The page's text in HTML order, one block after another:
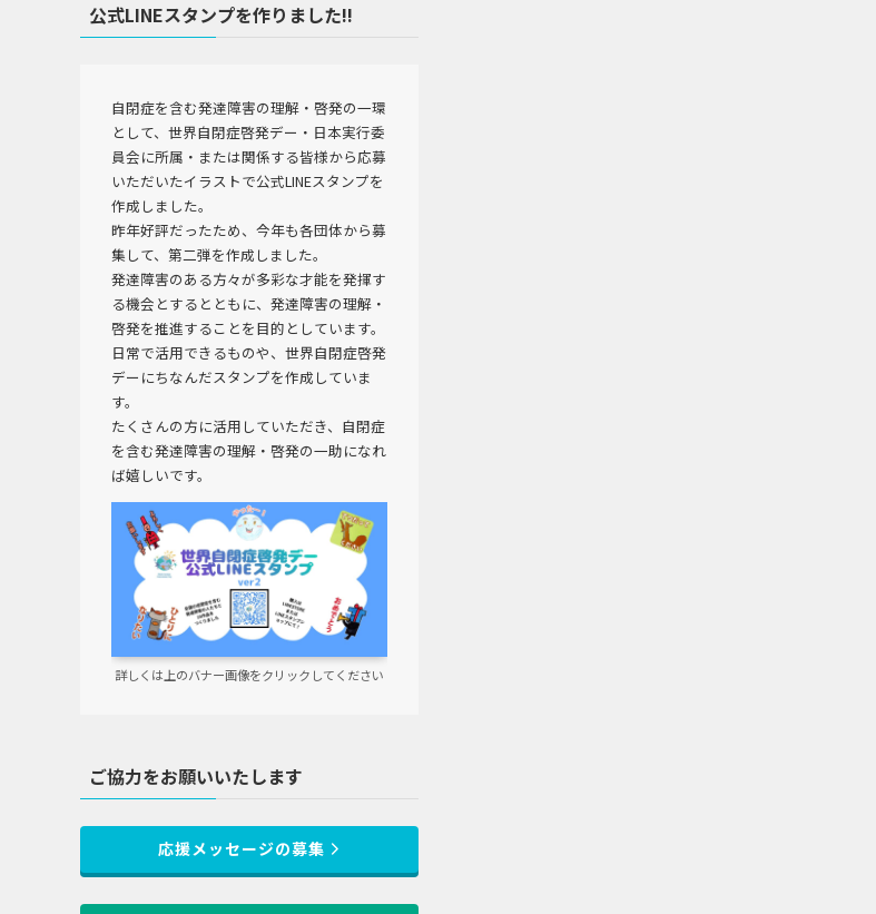
公式LINEスタンプを作りました!!
自閉症を含む発達障害の理解・啓発の一環
として、世界自閉症啓発デー・日本実行委
員会に所属・または関係する皆様から応募
いただいたイラストで公式LINEスタンプを
作成しました。
昨年好評だったため、今年も各団体から募
集して、第二弾を作成しました。
発達障害のある方々が多彩な才能を発揮す
る機会とするとともに、発達障害の理解・
啓発を推進することを目的としています。
日常で活用できるものや、世界自閉症啓発
デーにちなんだスタンプを作成していま
す。
たくさんの方に活用していただき、自閉症
を含む発達障害の理解・啓発の一助になれ
ば嬉しいです。
詳しくは上のバナー画像をクリックしてください
ご協力をお願いいたします
応援メッセージの募集